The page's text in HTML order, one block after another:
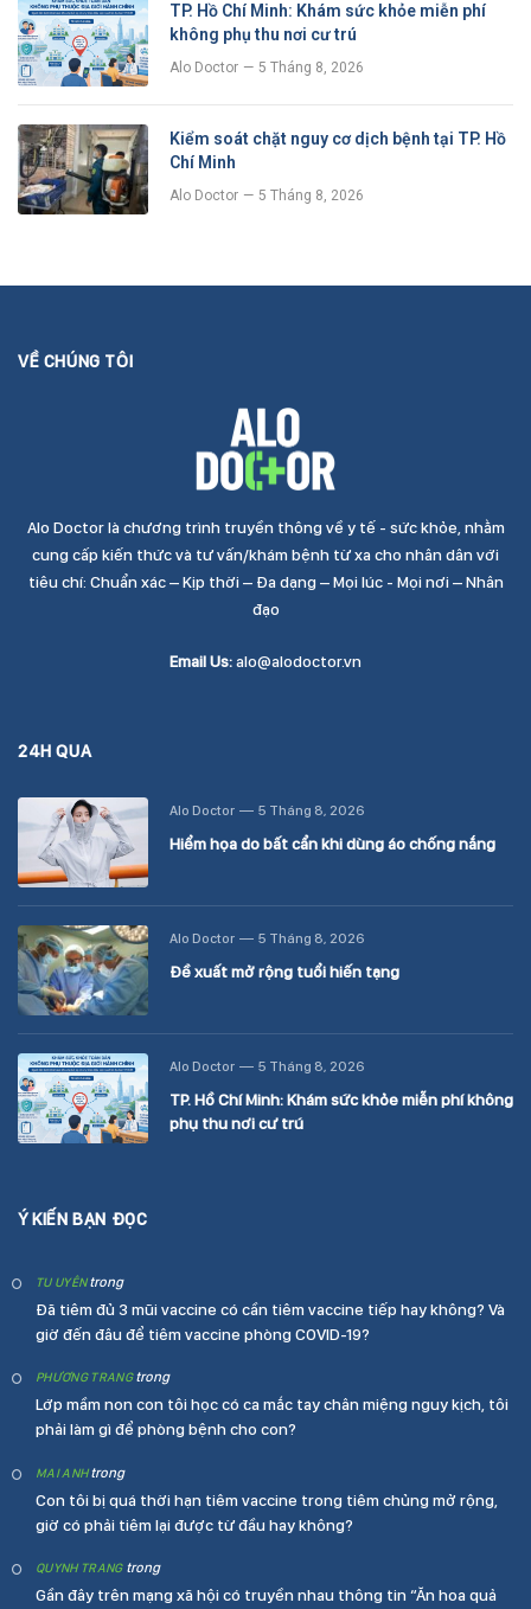
TP. Hồ Chí Minh: Khám sức khỏe miễn phí
không phụ thu nơi cư trú
Alo Doctor 5 Tháng 8, 2026
Kiểm soát chặt nguy cơ dịch bệnh tại TP. Hồ
Chí Minh
Alo Doctor 5 Tháng 8, 2026
VỀ CHÚNG TÔI
Alo Doctor là chương trình truyền thông về y tế - sức khỏe, nhằm
cung cấp kiến thức và tư vấn/khám bệnh từ xa cho nhân dân với
tiêu chí: Chuẩn xác – Kịp thời – Đa dạng – Mọi lúc - Mọi nơi – Nhân
đạo
Email Us:alo@alodoctor.vn
24H QUA
Alo Doctor 5 Tháng 8, 2026
Hiểm họa do bất cẩn khi dùng áo chống nắng
Alo Doctor 5 Tháng 8, 2026
Đề xuất mở rộng tuổi hiến tạng
Alo Doctor 5 Tháng 8, 2026
TP. Hồ Chí Minh: Khám sức khỏe miễn phí không
phụ thu nơi cư trú
Ý KIẾN BẠN ĐỌC
TU UYÊNtrong
Đã tiêm đủ 3 mũi vaccine có cần tiêm vaccine tiếp hay không? Và
giờ đến đâu để tiêm vaccine phòng COVID-19?
PHƯƠNG TRANGtrong
Lớp mầm non con tôi học có ca mắc tay chân miệng nguy kịch, tôi
phải làm gì để phòng bệnh cho con?
MAI ANHtrong
Con tôi bị quá thời hạn tiêm vaccine trong tiêm chủng mở rộng,
giờ có phải tiêm lại được từ đầu hay không?
QUYNH TRANGtrong
Gần đây trên mạng xã hội có truyền nhau thông tin “Ăn hoa quả